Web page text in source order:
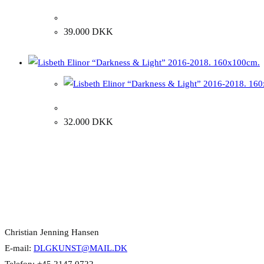
39.000 DKK
32.000 DKK
Christian Jenning Hansen
E-mail: DLGKUNST@MAIL.DK